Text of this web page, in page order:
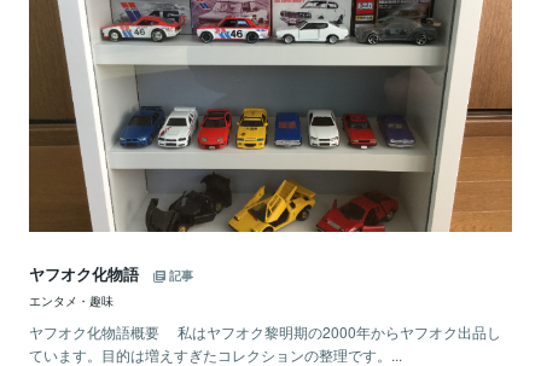
ヤフオク化物語
記事
エンタメ・趣味
ヤフオク化物語概要 私はヤフオク黎明期の2000年からヤフオク出品し
ています。目的は増えすぎたコレクションの整理です。...